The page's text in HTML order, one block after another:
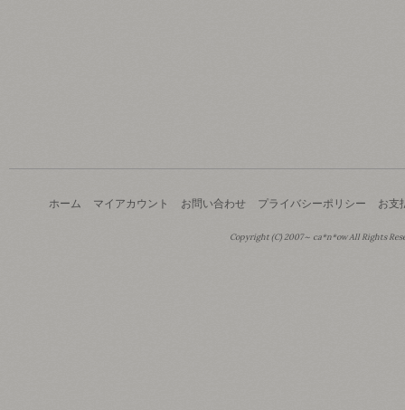
ホーム マイアカウント お問い合わせ プライバシーポリシー お支
Copyright (C) 2007～ ca*n*ow All Rights